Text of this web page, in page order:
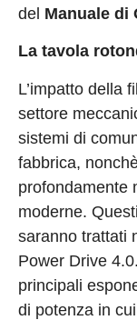
del Manuale di
La tavola
L’impatto della
settore
sistemi di
fabbrica,
profondamente
moderne.
saranno trattati
Power Drive
principali
di potenza in